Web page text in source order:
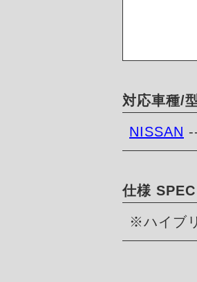
対応車種/
NISSAN
仕様 SPEC
※ハイブ